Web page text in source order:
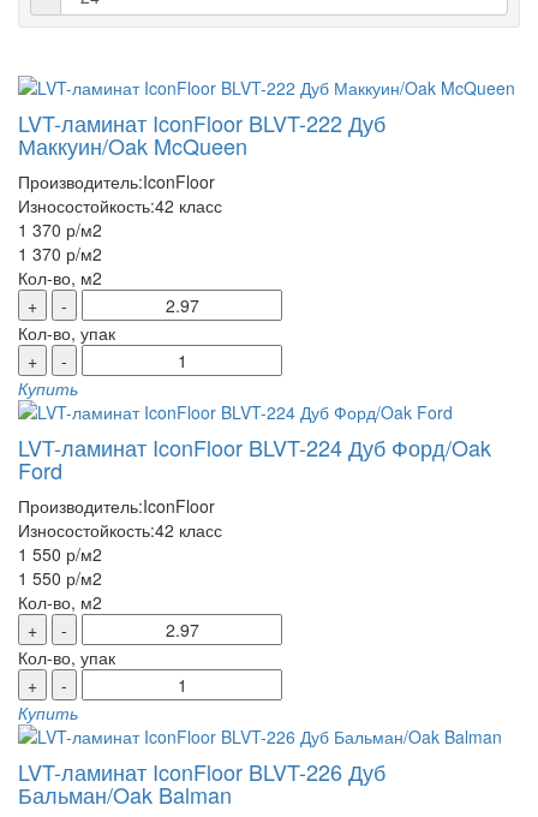
LVT-ламинат IconFloor BLVT-222 Дуб
Маккуин/Oak McQueen
Производитель:IconFloor
Износостойкость:42 класс
1 370 р/м2
1 370 р/м2
Кол-во, м2
+
-
Кол-во, упак
+
-
Купить
LVT-ламинат IconFloor BLVT-224 Дуб Форд/Oak
Ford
Производитель:IconFloor
Износостойкость:42 класс
1 550 р/м2
1 550 р/м2
Кол-во, м2
+
-
Кол-во, упак
+
-
Купить
LVT-ламинат IconFloor BLVT-226 Дуб
Бальман/Oak Balman